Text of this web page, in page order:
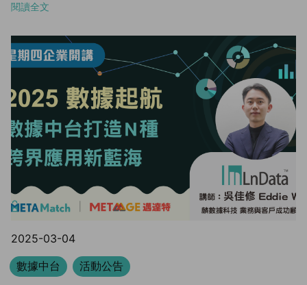
閱讀全文
2025-03-04
數據中台
活動公告